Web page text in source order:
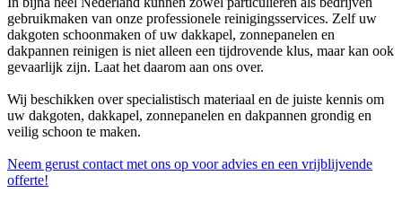
gebruikmaken van onze professionele reinigingsservices. Zelf uw
dakgoten schoonmaken of uw dakkapel, zonnepanelen en
dakpannen reinigen is niet alleen een tijdrovende klus, maar kan ook
gevaarlijk zijn. Laat het daarom aan ons over.
Wij beschikken over specialistisch materiaal en de juiste kennis om
uw dakgoten, dakkapel, zonnepanelen en dakpannen grondig en
veilig schoon te maken.
Neem gerust contact met ons op voor advies en een vrijblijvende
offerte!